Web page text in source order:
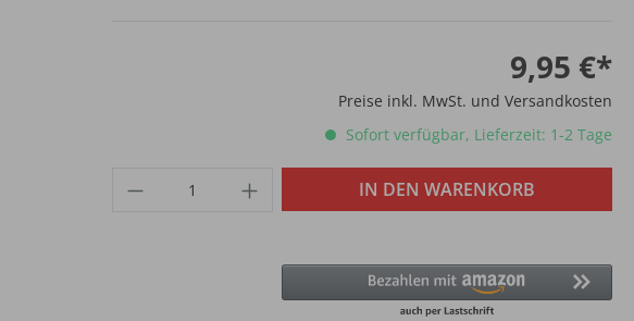
9,95 €*
Preise inkl. MwSt. und Versandkosten
Sofort verfügbar, Lieferzeit: 1-2 Tage
IN DEN WARENKORB